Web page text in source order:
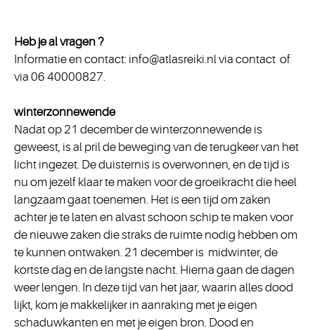
Heb je al vragen ?
Informatie en contact: info@atlasreiki.nlvia contact of
via 06 40000827.
winterzonnewende
Nadat op 21 december de winterzonnewende is
geweest, is al pril de beweging van de terugkeer van het
licht ingezet. De duisternis is overwonnen, en de tijd is
nu om jezelf klaar te maken voor de groeikracht die heel
langzaam gaat toenemen. Het is een tijd om zaken
achter je te laten en alvast schoon schip te maken voor
de nieuwe zaken die straks de ruimte nodig hebben om
te kunnen ontwaken. 21 december is midwinter, de
kortste dag en de langste nacht. Hierna gaan de dagen
weer lengen. In deze tijd van het jaar, waarin alles dood
lijkt, kom je makkelijker in aanraking met je eigen
schaduwkanten en met je eigen bron. Dood en